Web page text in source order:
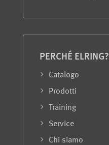
PERCHÉ ELRING?
Catalogo
Prodotti
Training
Service
Chi siamo